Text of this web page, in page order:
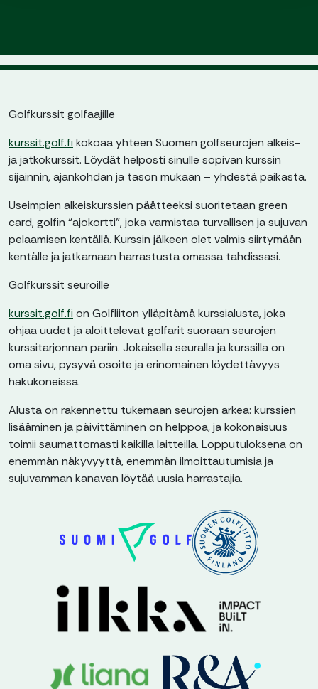
Golfkurssit golfaajille
kurssit.golf.fi kokoaa yhteen Suomen golfseurojen alkeis-
ja jatkokurssit. Löydät helposti sinulle sopivan kurssin
sijainnin, ajankohdan ja tason mukaan – yhdestä paikasta.
Useimpien alkeiskurssien päätteeksi suoritetaan green
card, golfin “ajokortti”, joka varmistaa turvallisen ja sujuvan
pelaamisen kentällä. Kurssin jälkeen olet valmis siirtymään
kentälle ja jatkamaan harrastusta omassa tahdissasi.
Golfkurssit seuroille
kurssit.golf.fi on Golfliiton ylläpitämä kurssialusta, joka
ohjaa uudet ja aloittelevat golfarit suoraan seurojen
kurssitarjonnan pariin. Jokaisella seuralla ja kurssilla on
oma sivu, pysyvä osoite ja erinomainen löydettävyys
hakukoneissa.
Alusta on rakennettu tukemaan seurojen arkea: kurssien
lisääminen ja päivittäminen on helppoa, ja kokonaisuus
toimii saumattomasti kaikilla laitteilla. Lopputuloksena on
enemmän näkyvyyttä, enemmän ilmoittautumisia ja
sujuvamman kanavan löytää uusia harrastajia.